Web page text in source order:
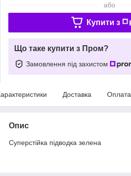
або
Купити з
Що таке купити з Пром?
Замовлення під захистом
Доставка Оплата
Опис
Суперстійка підводка зелена